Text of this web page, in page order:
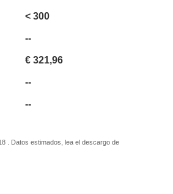
< 300
--
€ 321,96
--
--
. Datos estimados, lea el descargo de